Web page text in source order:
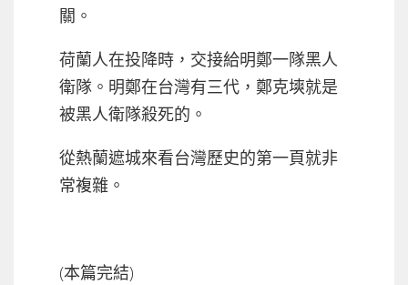
關。
荷蘭人在投降時，交接給明鄭一隊黑人
衛隊。明鄭在台灣有三代，鄭克塽就是
被黑人衛隊殺死的。
從熱蘭遮城來看台灣歷史的第一頁就非
常複雜。
(本篇完結)